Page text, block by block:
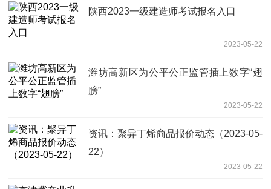
陕西2023一级建造师考试报名入口
2023-05-22
潍坊高新区为公平公正监管插上数字“翅
膀”
2023-05-22
资讯：聚异丁烯商品报价动态（2023-05-
22）
2023-05-22